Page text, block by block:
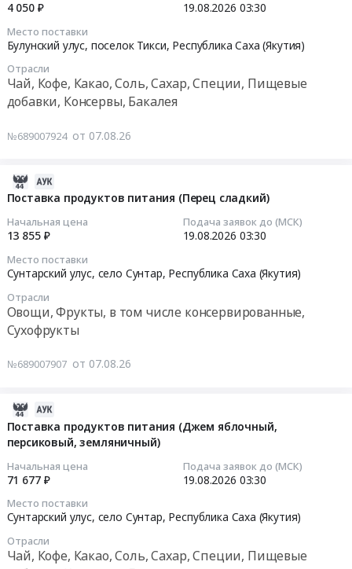
4 050 ₽ 19.08.2026 03:30
Место поставки
Булунский улус, поселок Тикси, Республика Саха (Якутия)
Отрасли
Чай, Кофе, Какао, Соль, Сахар, Специи, Пищевые
добавки, Консервы, Бакалея
№689007924 от 07.08.26
Поставка продуктов питания (Перец сладкий)
Начальная цена
13 855 ₽
Подача заявок до (МСК)
19.08.2026 03:30
Место поставки
Сунтарский улус, село Сунтар, Республика Саха (Якутия)
Отрасли
Овощи, Фрукты, в том числе консервированные,
Сухофрукты
№689007907 от 07.08.26
Поставка продуктов питания (Джем яблочный,
персиковый, земляничный)
Начальная цена
71 677 ₽
Подача заявок до (МСК)
19.08.2026 03:30
Место поставки
Сунтарский улус, село Сунтар, Республика Саха (Якутия)
Отрасли
Чай, Кофе, Какао, Соль, Сахар, Специи, Пищевые